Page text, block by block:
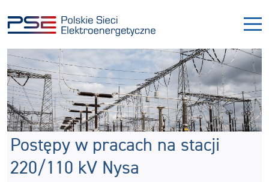
do
menu
do
treści
Postępy w pracach na stacji
220/110 kV Nysa